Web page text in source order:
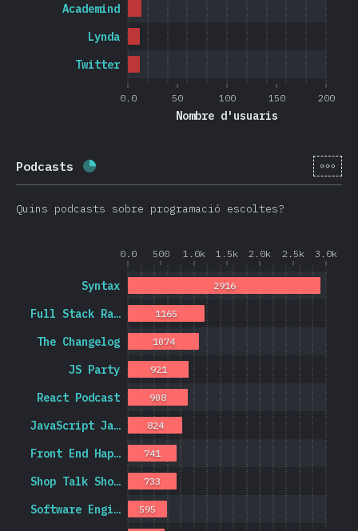
0.0 50 100 150 200
Nombre d'usuaris
Twitter
Lynda
Academind
Podcasts Percentatge completat: ) [ca-
Quins podcasts sobre programació escoltes?
0.0 500 1.0k 1.5k 2.0k 2.5k 3.0k
Software Engi…
Shop Talk Sho…
Front End Hap…
JavaScript Ja…
React Podcast
JS Party
The Changelog
Full Stack Ra…
Syntax
595
733
741
824
908
921
1074
1165
2916